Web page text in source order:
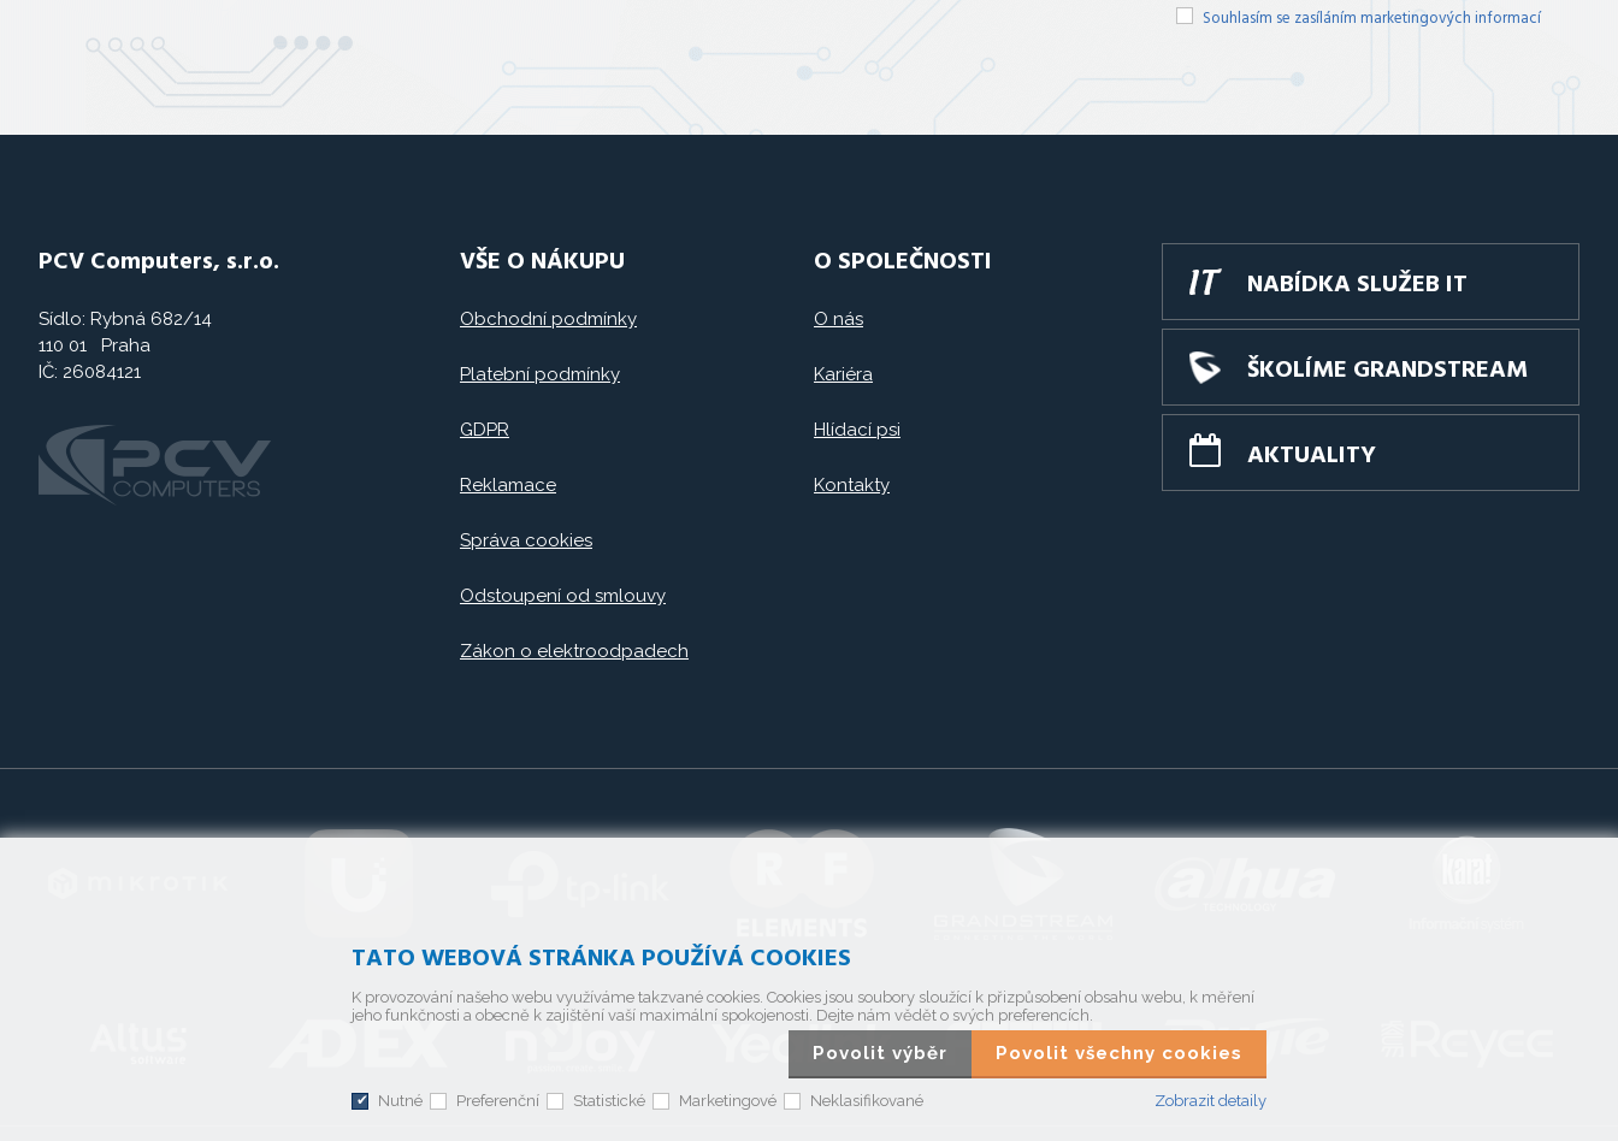
Souhlasím se zasíláním marketingových informací
PCV Computers, s.r.o.
Sídlo: Rybná 682/14
110 01 Praha
IČ: 26084121
VŠE O NÁKUPU
Obchodní podmínky
Platební podmínky
GDPR
Reklamace
Správa cookies
Odstoupení od smlouvy
Zákon o elektroodpadech
O SPOLEČNOSTI
O nás
Kariéra
Hlídací psi
Kontakty
NABÍDKA SLUŽEB IT
ŠKOLÍME GRANDSTREAM
AKTUALITY
TATO WEBOVÁ STRÁNKA POUŽÍVÁ COOKIES
K provozování našeho webu využíváme takzvané cookies. Cookies jsou soubory sloužící k přizpůsobení obsahu webu, k měření
jeho funkčnosti a obecně k zajištění vaší maximální spokojenosti. Dejte nám vědět o svých preferencích.
Povolit výběr Povolit všechny cookies
Nutné Preferenční Statistické Marketingové Neklasifikované Zobrazit detaily